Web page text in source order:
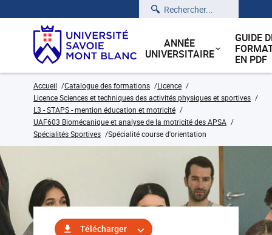
Rechercher
ANNÉE
UNIVERSITAIRE
GUIDE
EN PDF
Accueil Catalogue des formations
Licence
Licence Sciences et techniques des activités physiques et sportives
L3 - STAPS - mention éducation et motricité
UAF603 Biomécanique et analyse de la motricité des APSA
Spécialités Sportives
Spécialité course d'orientation
Télécharger